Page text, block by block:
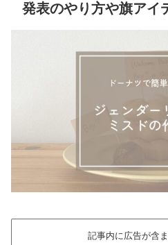
発表のやり方や旗アイ
記事内に広告が含